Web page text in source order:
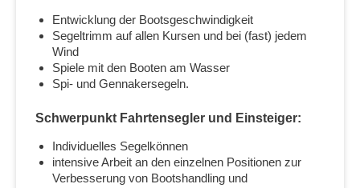
Entwicklung der Bootsgeschwindigkeit
Segeltrimm auf allen Kursen und bei (fast) jedem
Wind
Spiele mit den Booten am Wasser
Spi- und Gennakersegeln.
Schwerpunkt Fahrtensegler und Einsteiger:
Individuelles Segelkönnen
intensive Arbeit an den einzelnen Positionen zur
Verbesserung von Bootshandling und